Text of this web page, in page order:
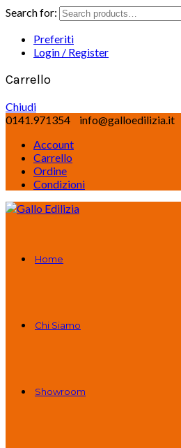
Search for:
Preferiti
Login / Register
Carrello
Chiudi
0141.971354
info@galloedilizia.it
Account
Carrello
Ordine
Condizioni
Home
Chi Siamo
Showroom